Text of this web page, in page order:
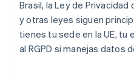
Brasil, la Ley de
y otras leyes siguen
tienes tu sede en la UE,
al RGPD si manejas datos